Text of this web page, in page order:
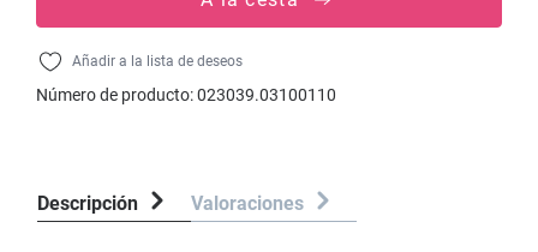
Añadir a la lista de deseos
Número de producto:023039.03100110
Descripción Valoraciones